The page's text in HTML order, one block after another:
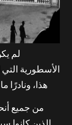
لم
الأسطورية
هذا،
من جميع